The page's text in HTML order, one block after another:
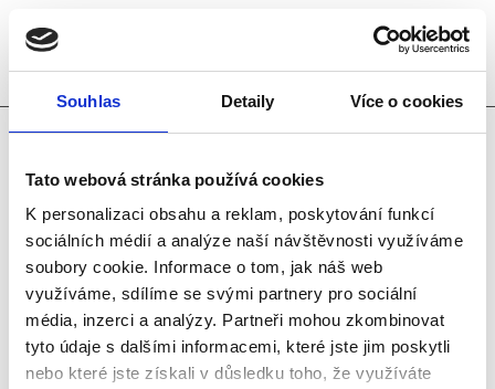
Souhlas Detaily Více o cookies
Tato webová stránka používá cookies
K personalizaci obsahu a reklam, poskytování funkcí
sociálních médií a analýze naší návštěvnosti využíváme
soubory cookie. Informace o tom, jak náš web
využíváme, sdílíme se svými partnery pro sociální
média, inzerci a analýzy. Partneři mohou zkombinovat
tyto údaje s dalšími informacemi, které jste jim poskytli
nebo které jste získali v důsledku toho, že využíváte
Zvedáky 8x10t
V roce 2019 naše firma provedla rekonstrukci
8x10t s hydraulickým pojezdem stojanů. Řízení
soupravy se provádí buď z řídícího rozvaděče,
nebo pomocí dálkového ovládání.